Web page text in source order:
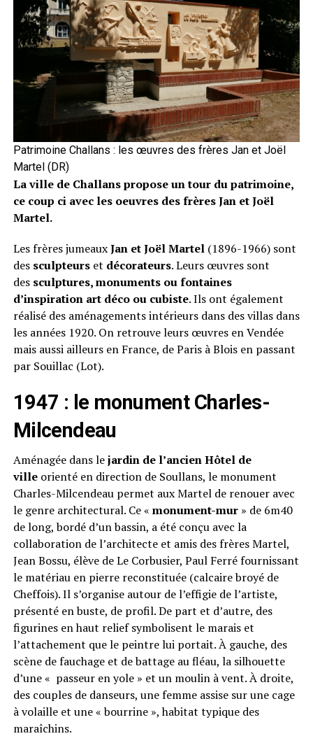
Patrimoine Challans : les œuvres des frères Jan et Joël
Martel (DR)
La ville de Challans propose un tour du patrimoine,
ce coup ci avec les oeuvres des frères Jan et Joël
Martel.
Les frères jumeauxJan et Joël Martel (1896-1966) sont
des sculpteurset décorateurs. Leurs œuvres sont
des sculptures, monuments ou fontaines
d’inspiration art déco ou cubiste. Ils ont également
réalisé des aménagements intérieurs dans des villas dans
les années 1920. On retrouve leurs œuvres en Vendée
mais aussi ailleurs en France, de Paris à Blois en passant
par Souillac (Lot).
1947 : le monument Charles-
Milcendeau
Aménagée dans lejardin de l’ancien Hôtel de
villeorienté en direction de Soullans, le monument
Charles-Milcendeau permet aux Martel de renouer avec
le genre architectural. Ce « monument-mur» de 6m40
de long, bordé d’un bassin, a été conçu avec la
collaboration de l’architecte et amis des frères Martel,
Jean Bossu, élève de Le Corbusier, Paul Ferré fournissant
le matériau en pierre reconstituée (calcaire broyé de
Cheffois). Il s’organise autour de l’effigie de l’artiste,
présenté en buste, de profil. De part et d’autre, des
figurines en haut relief symbolisent le marais et
l’attachement que le peintre lui portait. À gauche, des
scène de fauchage et de battage au fléau, la silhouette
d’une « passeur en yole » et un moulin à vent. À droite,
des couples de danseurs, une femme assise sur une cage
à volaille et une « bourrine », habitat typique des
maraîchins.